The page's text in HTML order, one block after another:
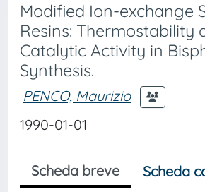
Modified Ion-exchange
Resins: Thermostability
Catalytic Activity in
Synthesis.
PENCO, Maurizio
1990-01-01
Scheda breve
Scheda